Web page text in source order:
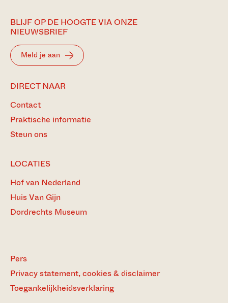
BLIJF OP DE HOOGTE VIA ONZE
NIEUWSBRIEF
Meld je aan
DIRECT NAAR
Contact
Praktische informatie
Steun ons
LOCATIES
Hof van Nederland
Huis Van Gijn
Dordrechts Museum
Pers
Privacy statement, cookies & disclaimer
Toegankelijkheidsverklaring